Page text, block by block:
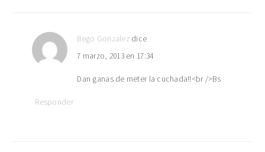
Bego Gonzalez dice
7 marzo, 2013 en 17:34
Dan ganas de meter la cuchada!!<br />Bs
Responder